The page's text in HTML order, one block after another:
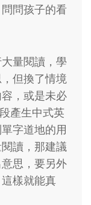
問孩子的看
量閱讀，學
但換了情境
，或是未必
產生中式英
字道地的用
讀，那建議
思，要另外
樣就能真